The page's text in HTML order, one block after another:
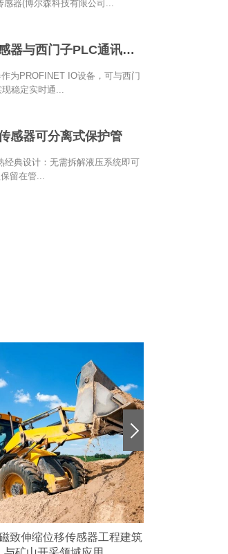
感器(博尔森科技有限公司...
PROFINET磁致伸缩位移传感器与西门子PLC通讯配置
为PROFINET IO设备，可与西门
现稳定实时通...
感器可分离式保护管
经典设计：无需拆解液压系统即可
留在管...
致伸缩位移传感器工程建筑